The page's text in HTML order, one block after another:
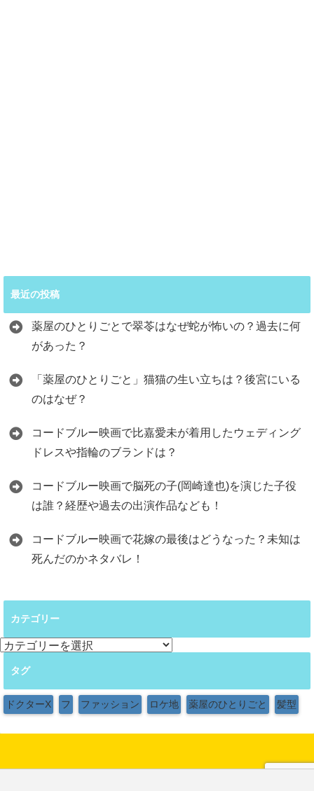
最近の投稿
薬屋のひとりごとで翠苓はなぜ蛇が怖いの？過去に何
があった？
「薬屋のひとりごと」猫猫の生い立ちは？後宮にいる
のはなぜ？
コードブルー映画で比嘉愛未が着用したウェディング
ドレスや指輪のブランドは？
コードブルー映画で脳死の子(岡崎達也)を演じた子役
は誰？経歴や過去の出演作品なども！
コードブルー映画で花嫁の最後はどうなった？未知は
死んだのかネタバレ！
カテゴリー
カ
リ
ー
タグ
ドクターX フ ファッション ロケ地 薬屋のひとりごと 髪型